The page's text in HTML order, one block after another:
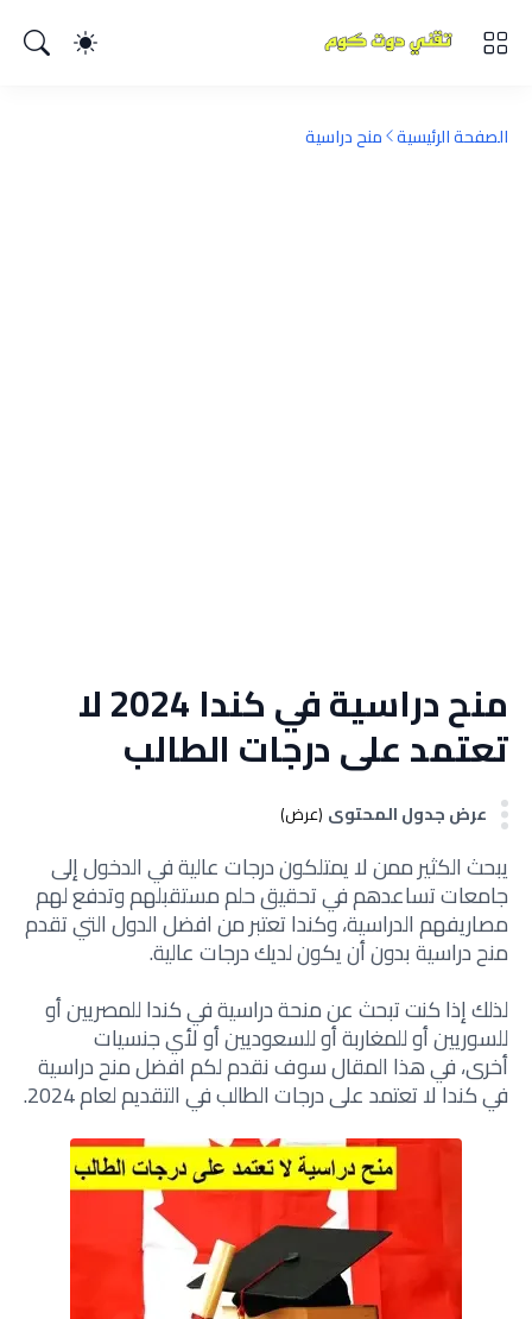
الصفحة الرئيسية منح دراسية
منح دراسية في كندا 2024 لا
تعتمد على درجات الطالب
عرض جدول المحتوى (عرض)
يبحث الكثير ممن لا يمتلكون درجات عالية في الدخول إلى
جامعات تساعدهم في تحقيق حلم مستقبلهم وتدفع لهم
مصاريفهم الدراسية، وكندا تعتبر من افضل الدول التي تقدم
منح دراسية بدون أن يكون لديك درجات عالية.
لذلك إذا كنت تبحث عن منحة دراسية في كندا للمصريين أو
للسوريين أو للمغاربة أو للسعوديين أو لأي جنسيات
أخرى،في هذا المقالسوف نقدم لكم افضل منح دراسية
في كندا لا تعتمد على درجات الطالب في التقديم لعام 2024.